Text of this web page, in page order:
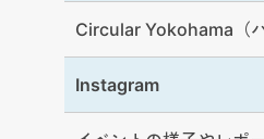
Circular Yokohama（
Instagram